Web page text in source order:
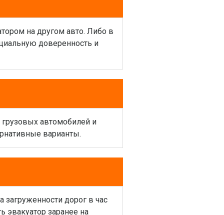
на другом авто. Либо в
доверенность и
автомобилей и
варианты.
дорог в час
эвакуатор заранее на